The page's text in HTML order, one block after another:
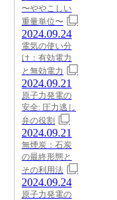
〜ややこしい
重量単位〜
2024.09.24
電気の使い分
け：有効電力
と無効電力
2024.09.21
原子力発電の
安全: 圧力逃し
弁の役割
2024.09.21
無煙炭：石炭
の最終形態と
その利用法
2024.09.24
原子力発電の